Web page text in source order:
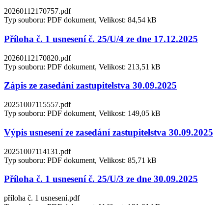
20260112170757.pdf
Typ souboru: PDF dokument, Velikost: 84,54 kB
Příloha č. 1 usnesení č. 25/U/4 ze dne 17.12.2025
20260112170820.pdf
Typ souboru: PDF dokument, Velikost: 213,51 kB
Zápis ze zasedání zastupitelstva 30.09.2025
20251007115557.pdf
Typ souboru: PDF dokument, Velikost: 149,05 kB
Výpis usnesení ze zasedání zastupitelstva 30.09.2025
20251007114131.pdf
Typ souboru: PDF dokument, Velikost: 85,71 kB
Příloha č. 1 usnesení č. 25/U/3 ze dne 30.09.2025
příloha č. 1 usnesení.pdf